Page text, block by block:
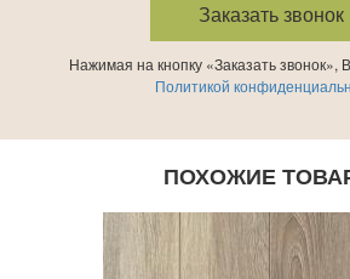
Нажимая на кнопку «Заказать звонок»,
Политикой
ПОХОЖИЕ